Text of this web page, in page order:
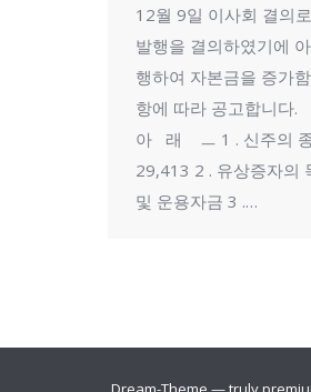
12월 9일 이사회 결의
발행을 결의하였기에
행하여 자본금을 증가
항에 따라 공고합니
아 래 ㅡ 1 . 신주의 종
29,413 2 . 유상증자의
및 운용자금 3 .…